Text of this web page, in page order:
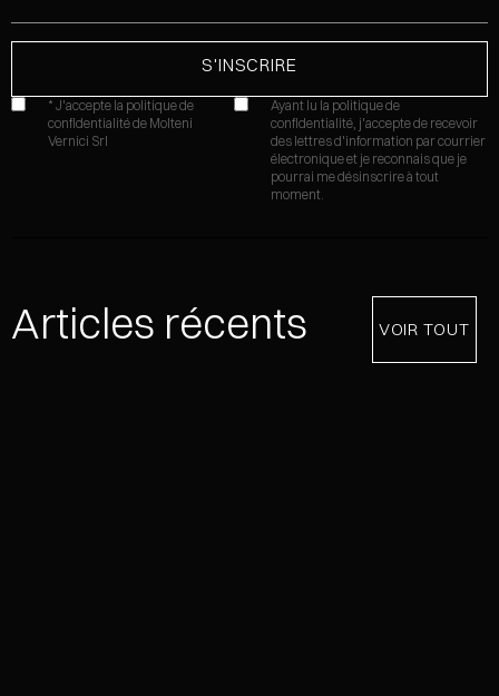
* J'accepte la politique de
confidentialité de Molteni
Vernici Srl
Ayant lu la politique de
confidentialité, j'accepte de recevoir
des lettres d'information par courrier
électronique et je reconnais que je
pourrai me désinscrire à tout
moment.
Articles récents VOIR TOUT